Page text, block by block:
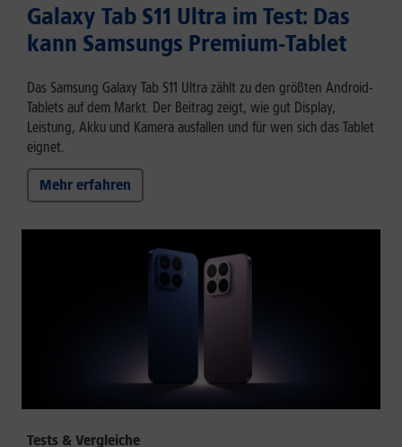
Galaxy Tab S11 Ultra im Test: Das
kann Samsungs Premium-Tablet
Das Samsung Galaxy Tab S11 Ultra zählt zu den größten Android-
Tablets auf dem Markt. Der Beitrag zeigt, wie gut Display,
Leistung, Akku und Kamera ausfallen und für wen sich das Tablet
eignet.
Mehr erfahren
Tests & Vergleiche